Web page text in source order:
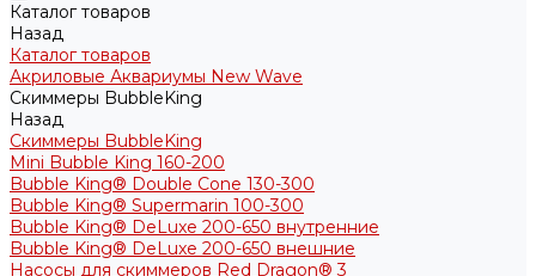
Каталог товаров
Назад
Каталог товаров
Акриловые Аквариумы New Wave
Скиммеры BubbleKing
Назад
Скиммеры BubbleKing
Mini Bubble King 160-200
Bubble King® Double Cone 130-300
Bubble King® Supermarin 100-300
Bubble King® DeLuxe 200-650 внутренние
Bubble King® DeLuxe 200-650 внешние
Насосы для скиммеров Red Dragon® 3